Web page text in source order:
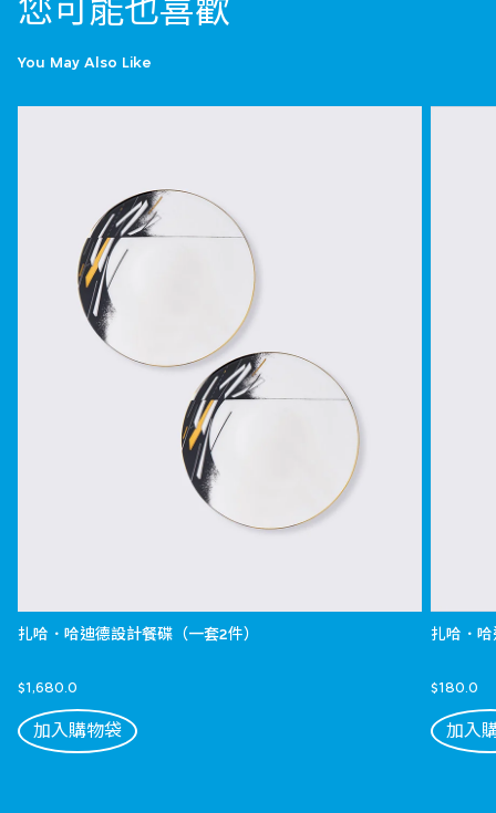
您可能也喜歡
You May Also Like
扎哈．哈迪德設計餐碟（一套2件）
$1,680.0
加入購物袋
扎哈．
$180.0
加入